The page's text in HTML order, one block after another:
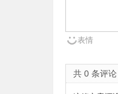
表情
共 0 条评论